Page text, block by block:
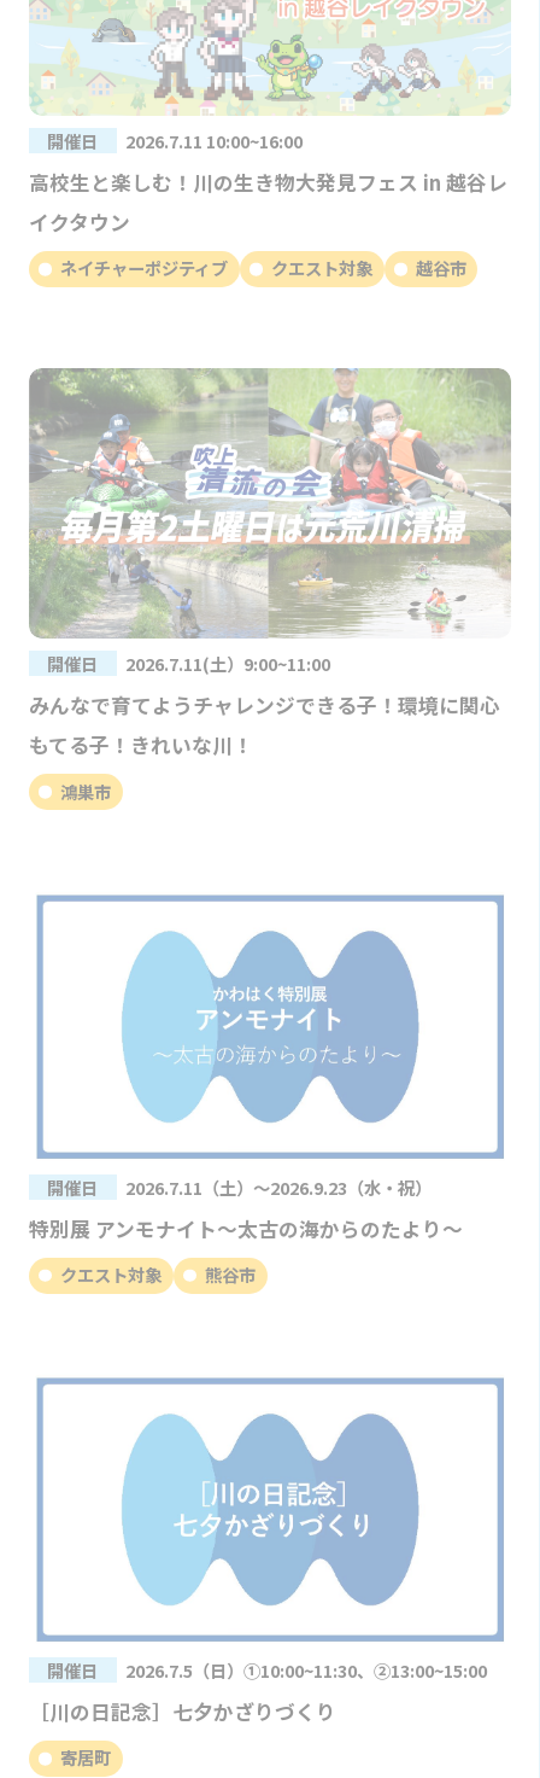
開催日 2026.7.11 10:00~16:00
高校生と楽しむ！川の生き物大発見フェス in 越谷レ
イクタウン
ネイチャーポジティブ クエスト対象 越谷市
開催日 2026.7.11(土）9:00~11:00
みんなで育てようチャレンジできる子！環境に関心
もてる子！きれいな川！
鴻巣市
開催日 2026.7.11（土）～2026.9.23（水・祝）
特別展 アンモナイト～太古の海からのたより～
クエスト対象 熊谷市
開催日 2026.7.5（日）①10:00~11:30、②13:00~15:00
［川の日記念］七夕かざりづくり
寄居町